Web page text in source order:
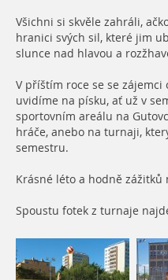
Všichni si skvěle zahráli,
hranici svých sil, které jim
slunce nad hlavou a
V příštím roce se se
uvidíme na písku, ať už v
sportovním areálu na
hráče, anebo na turnaji,
semestru.
Krásné léto a hodně zážitků
Spoustu fotek z turnaje